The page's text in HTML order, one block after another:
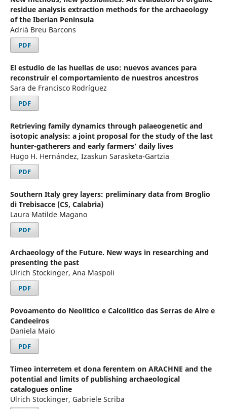
residue analysis extraction methods for the archaeology
of the Iberian Peninsula
Adrià Breu Barcons
PDF
El estudio de las huellas de uso: nuevos avances para
reconstruir el comportamiento de nuestros ancestros
Sara de Francisco Rodríguez
PDF
Retrieving family dynamics through palaeogenetic and
isotopic analysis: a joint proposal for the study of the last
hunter-gatherers and early farmers’ daily lives
Hugo H. Hernández, Izaskun Sarasketa-Gartzia
PDF
Southern Italy grey layers: preliminary data from Broglio
di Trebisacce (CS, Calabria)
Laura Matilde Magano
PDF
Archaeology of the Future. New ways in researching and
presenting the past
Ulrich Stockinger, Ana Maspoli
PDF
Povoamento do Neolítico e Calcolítico das Serras de Aire e
Candeeiros
Daniela Maio
PDF
Timeo interretem et dona ferentem on ARACHNE and the
potential and limits of publishing archaeological
catalogues online
Ulrich Stockinger, Gabriele Scriba